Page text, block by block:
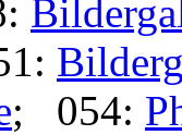
; 054: